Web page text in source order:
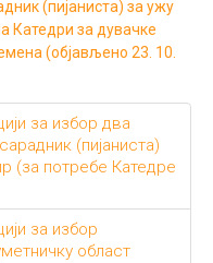
(пијаниста) за ужу
Катедри за дувачке
(објављено 23. 10.
за избор два
(пијаниста)
(за потребе Катедре
за избор
област